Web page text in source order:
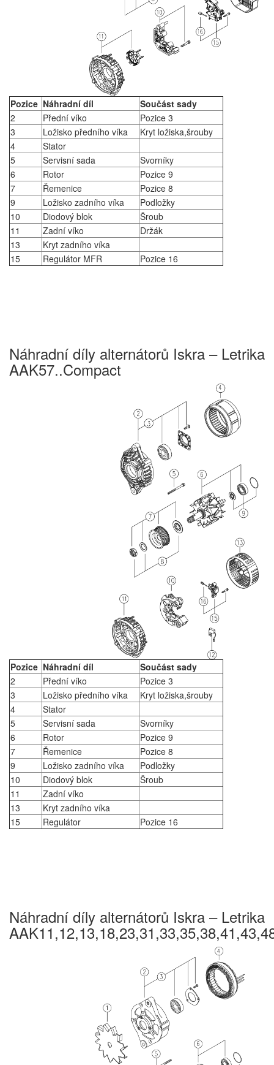
Pozice Náhradní díl
Součást sady
2
Přední víko
Pozice 3
3
Ložisko předního víka
Kryt ložiska,šrouby
4
Stator
5
Servisní sada
Svorníky
6
Rotor
Pozice 9
7
Řemenice
Pozice 8
9
Ložisko zadního víka
Podložky
10
Diodový blok
Šroub
11
Zadní víko
Držák
13
Kryt zadního víka
15
Regulátor MFR Pozice 16
Náhradní díly alternátorů Iskra – Letrika
AAK57..Compact
Pozice Náhradní díl
Součást sady
2
Přední víko
Pozice 3
3
Ložisko předního víka
Kryt ložiska,šrouby
4
Stator
5
Servisní sada
Svorníky
6
Rotor
Pozice 9
7
Řemenice
Pozice 8
9
Ložisko zadního víka
Podložky
10
Diodový blok
Šroub
11
Zadní víko
13
Kryt zadního víka
15
Regulátor Pozice 16
Náhradní díly alternátorů Iskra – Letrika